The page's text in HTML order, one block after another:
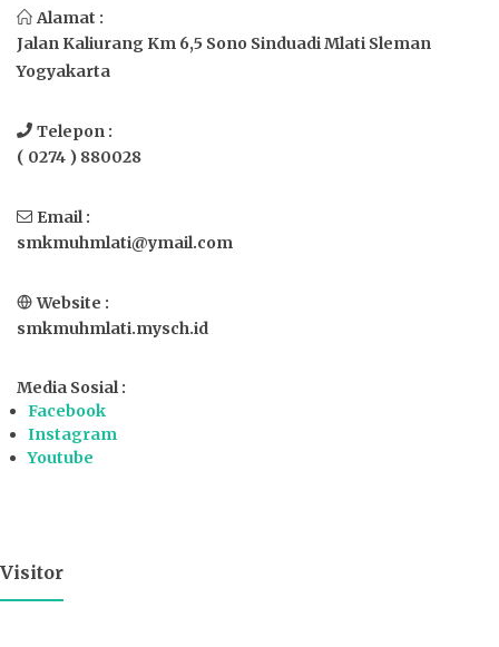
Alamat :
Jalan Kaliurang Km 6,5 Sono Sinduadi Mlati Sleman
Yogyakarta
Telepon :
( 0274 ) 880028
Email :
smkmuhmlati@ymail.com
Website :
smkmuhmlati.mysch.id
Media Sosial :
Facebook
Instagram
Youtube
Visitor